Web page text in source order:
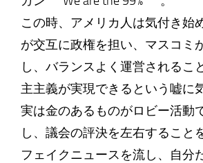
この時、アメリカ人は気付き始
が交互に政権を担い、マスコミ
し、バランスよく運営されるこ
主主義が実現できるという嘘に
実は金のあるものがロビー活動
し、議会の評決を左右すること
フェイクニュースを流し、自分